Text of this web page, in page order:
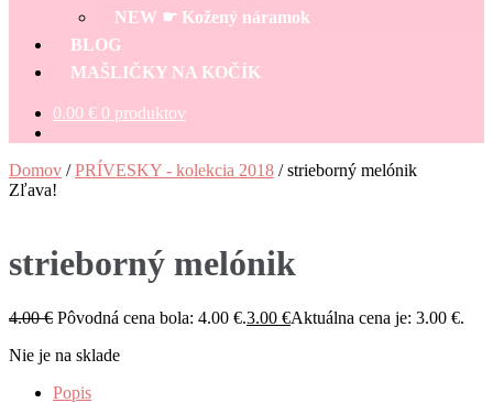
NEW ☛ Kožený náramok
BLOG
MAŠLIČKY NA KOČÍK
0.00 € 0 produktov
Domov /PRÍVESKY - kolekcia 2018 /strieborný melónik
Zľava!
strieborný melónik
4.00€ Pôvodná cena bola: 4.00 €.3.00 €Aktuálna cena je: 3.00 €.
Nie je na sklade
Popis